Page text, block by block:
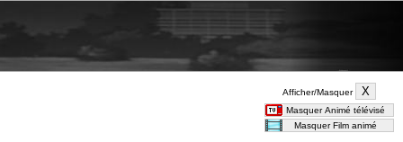
Afficher/Masquer